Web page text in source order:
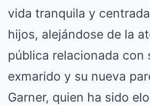
vida tranquila y
hijos, alejándose de la
pública relacionada con
exmarido y su nueva
Garner, quien ha sido